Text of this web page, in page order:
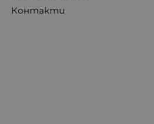
Контакти